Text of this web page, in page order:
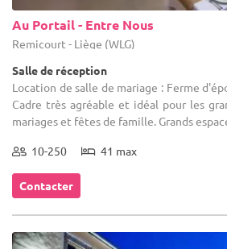
Au Portail - Entre Nous
Remicourt - Liège (WLG)
Salle de réception
Location de salle de mariage : Ferme
Cadre très agréable et idéal pour les
mariages et fêtes de famille. Grands
10-250 41 max
Contacter